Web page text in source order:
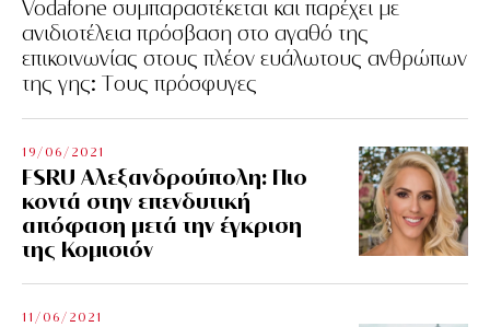
Vodafone συμπαραστέκεται και παρέχει με
ανιδιοτέλεια πρόσβαση στο αγαθό της
επικοινωνίας στους πλέον ευάλωτους ανθρώπων
της γης: Tους πρόσφυγες
19/06/2021
FSRU Αλεξανδρούπολη: Πιο
κοντά στην επενδυτική
απόφαση μετά την έγκριση
της Κομισιόν
11/06/2021